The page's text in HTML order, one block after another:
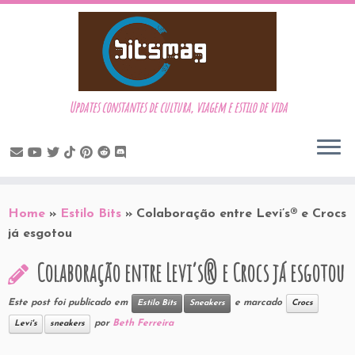
to
content
Updates constantes de cultura, viagem e estilo de vida
Home » Estilo Bits » Colaboração entre Levi’s® e Crocs
já esgotou
Colaboração entre Levi’s® e Crocs já esgotou
Este post foi publicado em Estilo Bits Sneakers e marcado Crocs
Levi's sneakers por Beth Ferreira